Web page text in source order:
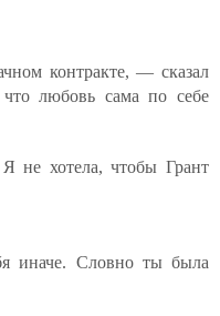
контракте, — сказал
любовь сама по себе
не хотела, чтобы Грант
иначе. Словно ты была